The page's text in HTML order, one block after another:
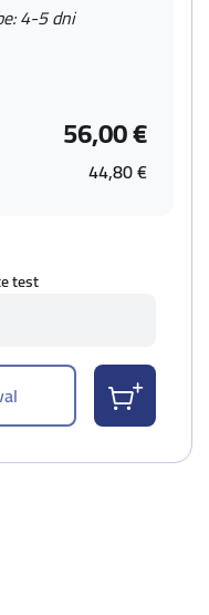
4-5 dni
56,00 €
44,80 €
test